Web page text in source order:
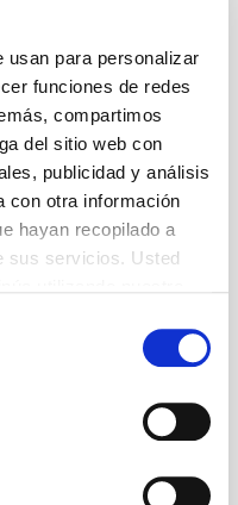
usan para personalizar
funciones de redes
compartimos
del sitio web con
publicidad y análisis
con otra información
hayan recopilado a
sus servicios. Usted
por jóvenes
orígenes y
dirección,
de los múltiples
diferentes teatros,
Comedia sin título
de